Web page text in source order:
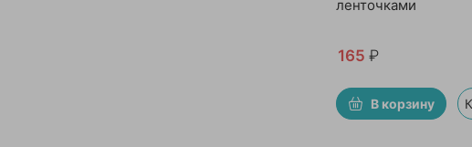
ленточками
165 ₽
В корзину